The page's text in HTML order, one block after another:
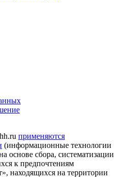
применяются
(информационные технологии
основе сбора, систематизации
к предпочтениям
находящихся на территории